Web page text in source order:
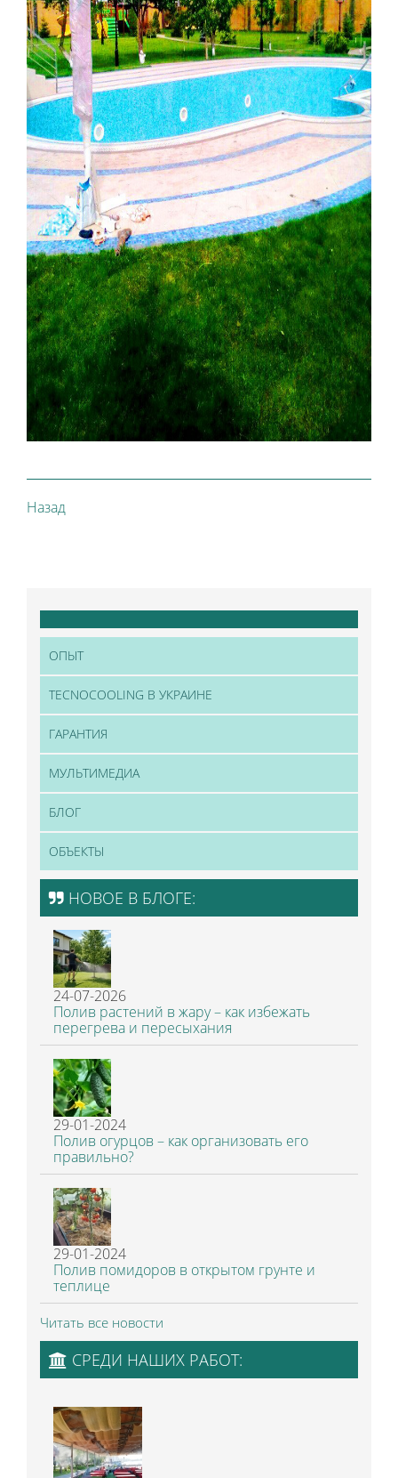
Назад
ОПЫТ
TECNOCOOLING В УКРАИНЕ
ГАРАНТИЯ
МУЛЬТИМЕДИА
БЛОГ
ОБЪЕКТЫ
НОВОЕ В БЛОГЕ:
24-07-2026
Полив растений в жару – как избежать
перегрева и пересыхания
29-01-2024
Полив огурцов – как организовать его
правильно?
29-01-2024
Полив помидоров в открытом грунте и
теплице
Читать все новости
СРЕДИ НАШИХ РАБОТ: